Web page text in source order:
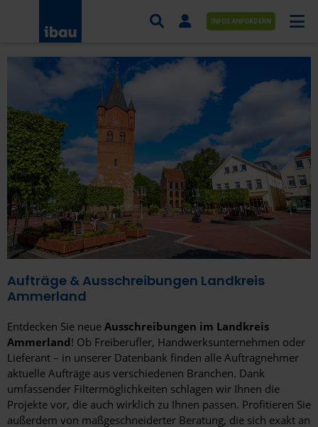
AUFTRÄGE NACH BRANCHE
AUFTRÄGE NACH ORT
SERVICES UND LEISTUNGEN
AKADEMIE
ÜBER UNS
KONTAKT
INFOS ANFORDERN
Aufträge & Ausschreibungen Landkreis
Ammerland
Entdecken Sie neue Ausschreibungen im Landkreis
Ammerland! Ob Freiberufler, Handwerksunternehmen oder
Lieferant – in unserer Datenbank finden alle Auftragnehmer
aktuelle Aufträge aus verschiedenen Branchen. Dank
umfassender Filtermöglichkeiten schlagen wir Ihnen die
Projekte vor, die auch wirklich zu Ihnen passen. Profitieren Sie
außerdem von maßgeschneiderter Beratung, die sich exakt an